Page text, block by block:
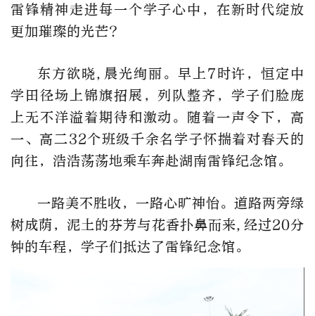
雷锋精神走进每一个学子心中，在新时代绽放
更加璀璨的光芒?
东方欲晓,晨光绚丽。早上7时许，恒定中
学田径场上锦旗招展，列队整齐，学子们脸庞
上无不洋溢着期待和激动。随着一声令下，高
一、高二32个班级千余名学子怀揣着对春天的
向往，浩浩荡荡地乘车奔赴湖南雷锋纪念馆。
一路美不胜收，一路心旷神怡。道路两旁绿
树成荫，泥土的芬芳与花香扑鼻而来,经过20分
钟的车程，学子们抵达了雷锋纪念馆。